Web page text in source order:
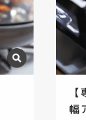
幅